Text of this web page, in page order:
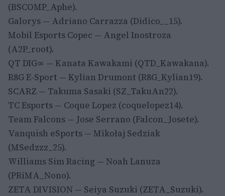
(BSCOMP_Aphe).
Galorys — Adriano Carrazza (Didico__15).
Mobil Esports Copec — Angel Inostroza
(A2P_root).
QT DIG∞ — Kanata Kawakami (QTD_Kawakana).
R8G E-Sport — Kylian Drumont (R8G_Kylian19).
SCARZ — Takuma Sasaki (SZ_TakuAn22).
TC Esports — Coque Lopez (coquelopez14).
Team Falcons — Jose Serrano (Falcon_Josete).
Vanquish eSports — Mikołaj Sedziak
(MSedzzz_25).
Williams Sim Racing — Noah Lanuza
(PRiMA_Nono).
ZETA DIVISION — Seiya Suzuki (ZETA_Suzuki).